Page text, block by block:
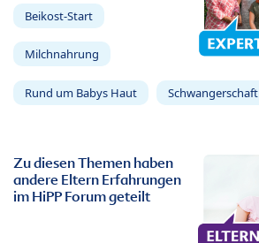
Beikost-Start
Milchnahrung
Rund um Babys Haut Schwangerschaft
Zu diesen Themen haben
andere Eltern Erfahrungen
im HiPP Forum geteilt